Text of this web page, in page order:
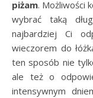
piżam. Możliwości
wybrać taką
najbardziej Ci
wieczorem do
ten sposób nie
ale też o
intensywnym